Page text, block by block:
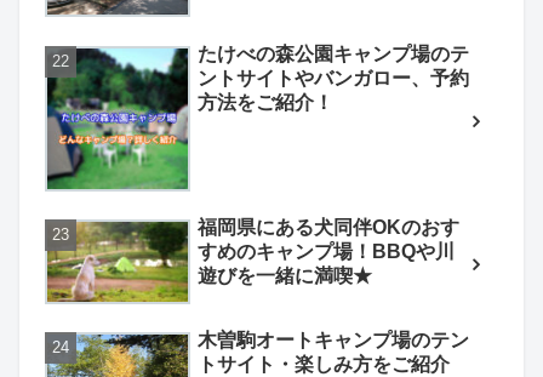
たけべの森公園キャンプ場のテ
ントサイトやバンガロー、予約
方法をご紹介！
福岡県にある犬同伴OKのおす
すめのキャンプ場！BBQや川
遊びを一緒に満喫★
木曽駒オートキャンプ場のテン
トサイト・楽しみ方をご紹介